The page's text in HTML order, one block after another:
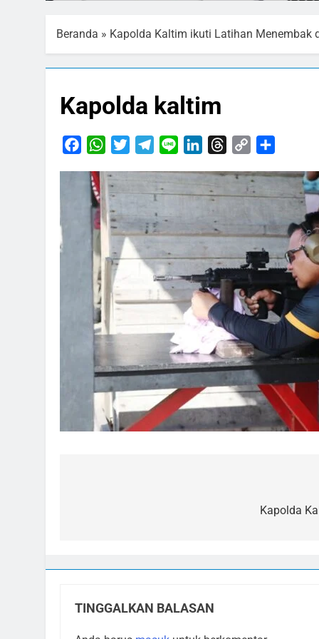
Beranda » Kapolda Kaltim ikuti Latihan Menembak
Kapolda kaltim
FacebookWhatsApp
TwitterTelegram
Line LinkedInThreads
Copy
Kapolda
TINGGALKAN BALASAN